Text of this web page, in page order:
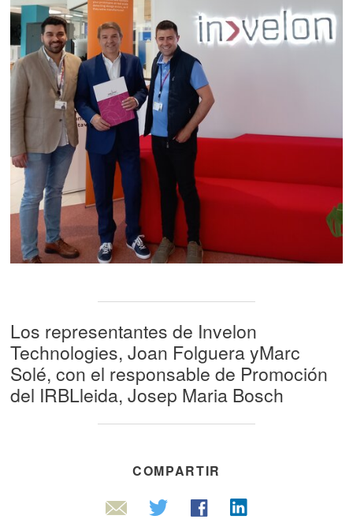
Los representantes de Invelon
Technologies, Joan Folguera yMarc
Solé, con el responsable de Promoción
del IRBLleida, Josep Maria Bosch
COMPARTIR
Email Twitter FacebookLinkedin